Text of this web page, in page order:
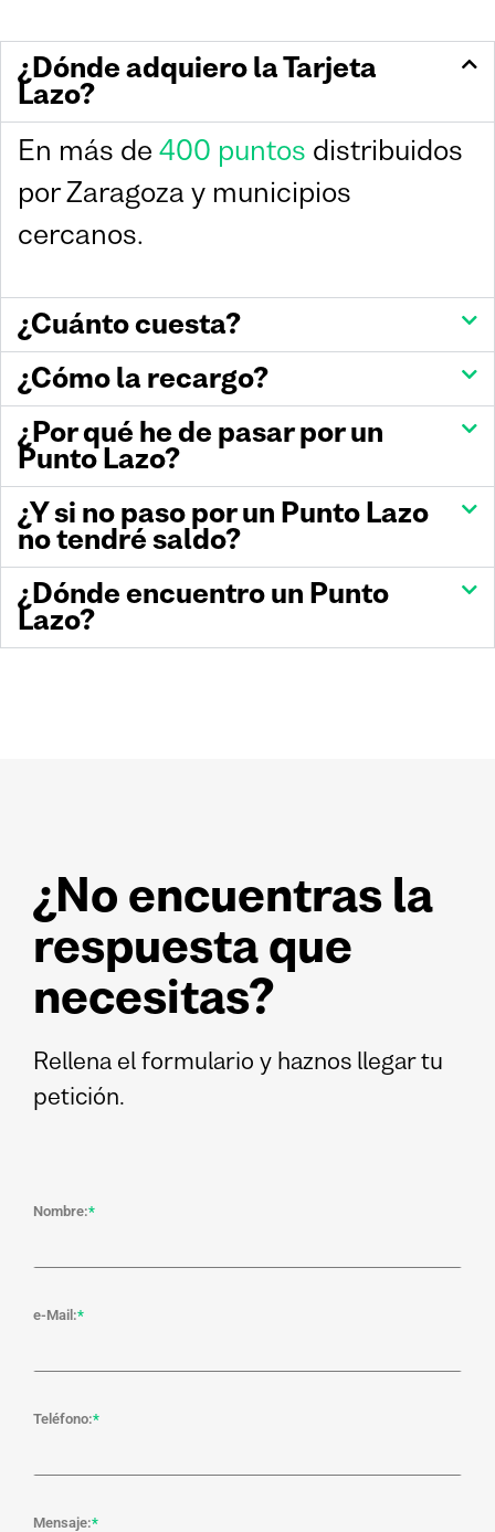
¿Dónde adquiero la Tarjeta
Lazo?
En más de 400 puntos distribuidos
por Zaragoza y municipios
cercanos.
¿Cuánto cuesta?
¿Cómo la recargo?
¿Por qué he de pasar por un
Punto Lazo?
¿Y si no paso por un Punto Lazo
no tendré saldo?
¿Dónde encuentro un Punto
Lazo?
¿No encuentras la
respuesta que
necesitas?
Rellena el formulario y haznos llegar tu
petición.
Nombre:*
Por favor, deja este campo vacío.
e-Mail:*
Teléfono:*
Mensaje:*